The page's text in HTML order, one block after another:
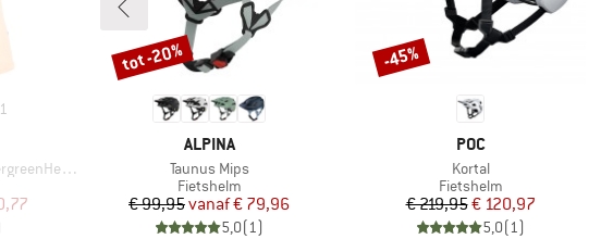
1
Tank
prijs
MERK
ALPINA
Artikel
Taunus Mips
Productgroep
Fietshelm
Prijs
€ 99,95 Verlaagde prijs
vanaf€ 79,96
5,0(1)
Korting
tot -20%
MERK
POC
Artikel
Kortal
Productgroep
Fietshelm
Prijs
€ 219,95Verlaagde prijs
€ 120,97
5,0(1)
Korting
-45%